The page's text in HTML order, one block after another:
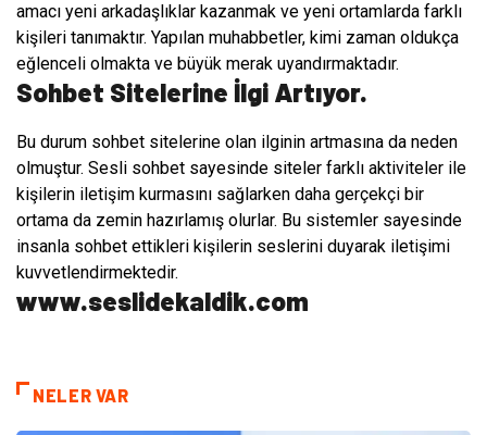
amacı yeni arkadaşlıklar kazanmak ve yeni ortamlarda farklı
kişileri tanımaktır. Yapılan muhabbetler, kimi zaman oldukça
eğlenceli olmakta ve büyük merak uyandırmaktadır.
Sohbet Sitelerine İlgi Artıyor.
Bu durum sohbet sitelerine olan ilginin artmasına da neden
olmuştur. Sesli sohbet sayesinde siteler farklı aktiviteler ile
kişilerin iletişim kurmasını sağlarken daha gerçekçi bir
ortama da zemin hazırlamış olurlar. Bu sistemler sayesinde
insanla sohbet ettikleri kişilerin seslerini duyarak iletişimi
kuvvetlendirmektedir.
www.seslidekaldik.com
NELER VAR